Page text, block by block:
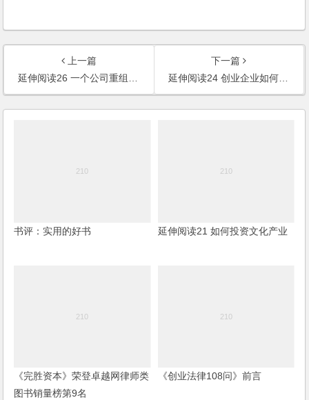
上一篇
延伸阅读26 一个公司重组案例的法律解析
下一篇
延伸阅读24 创业企业如何在境外上市
书评：实用的好书 延伸阅读21 如何投资文化产业
《完胜资本》荣登卓越网律师类
图书销量榜第9名
《创业法律108问》前言